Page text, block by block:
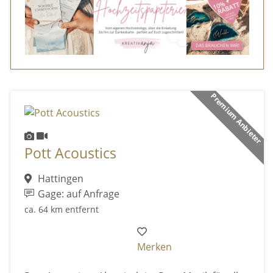
Premium Anbieter
Pott Acoustics
Hattingen
Gage: auf Anfrage
ca. 64 km entfernt
Merken